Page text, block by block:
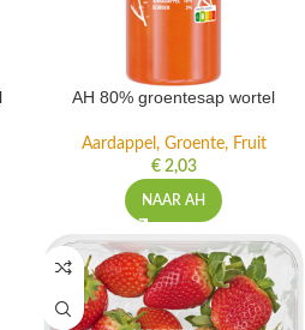
AH 80% groentesap wortel
Aardappel, Groente, Fruit
€2,03
NAAR AH